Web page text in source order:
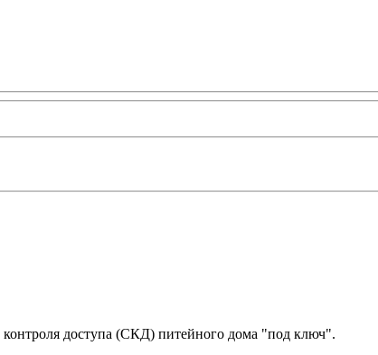
доступа (СКД) питейного дома "под ключ".